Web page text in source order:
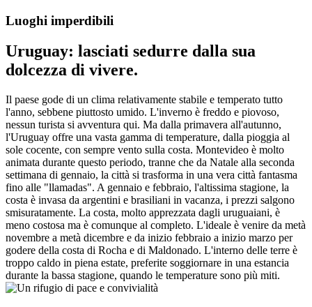
Luoghi imperdibili
Uruguay: lasciati sedurre dalla sua
dolcezza di vivere.
Il paese gode di un clima relativamente stabile e temperato tutto
l'anno, sebbene piuttosto umido. L'inverno è freddo e piovoso,
nessun turista si avventura qui. Ma dalla primavera all'autunno,
l'Uruguay offre una vasta gamma di temperature, dalla pioggia al
sole cocente, con sempre vento sulla costa. Montevideo è molto
animata durante questo periodo, tranne che da Natale alla seconda
settimana di gennaio, la città si trasforma in una vera città fantasma
fino alle "llamadas". A gennaio e febbraio, l'altissima stagione, la
costa è invasa da argentini e brasiliani in vacanza, i prezzi salgono
smisuratamente. La costa, molto apprezzata dagli uruguaiani, è
meno costosa ma è comunque al completo. L'ideale è venire da metà
novembre a metà dicembre e da inizio febbraio a inizio marzo per
godere della costa di Rocha e di Maldonado. L'interno delle terre è
troppo caldo in piena estate, preferite soggiornare in una estancia
durante la bassa stagione, quando le temperature sono più miti.